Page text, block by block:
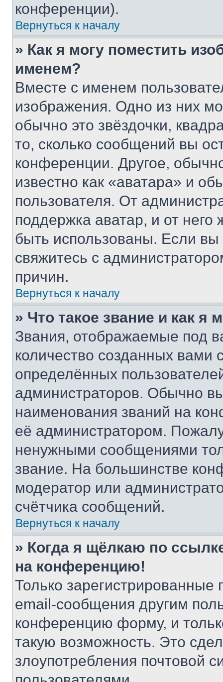
конференции).
Вернуться к началу
» Как я могу поместить
именем?
Вместе с именем
изображения. Одно из них
обычно это звёздочки,
то, сколько сообщений вы
конференции. Другое,
известно как «аватара» и
пользователя. От
поддержка аватар, и от него
быть использованы. Если
свяжитесь с
причин.
Вернуться к началу
» Что такое звание и как я
Звания, отображаемые под
количество созданных
определённых
администраторов. Обычно
наименования званий на
её администратором.
ненужными сообщениями
звание. На большинстве
модератор или
счётчика сообщений.
Вернуться к началу
» Когда я щёлкаю по
на конференцию!
Только зарегистрированные
email-сообщения другим
конференцию форму, и
такую возможность. Это
злоупотребления почтовой